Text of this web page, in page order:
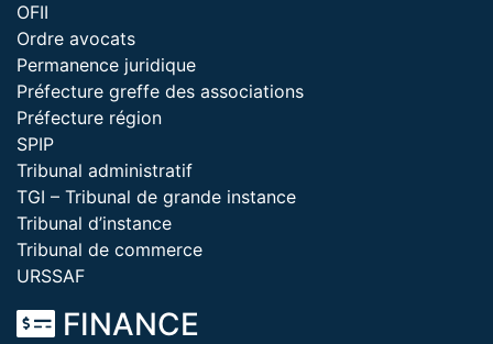
OFII
Ordre avocats
Permanence juridique
Préfecture greffe des associations
Préfecture région
SPIP
Tribunal administratif
TGI – Tribunal de grande instance
Tribunal d’instance
Tribunal de commerce
URSSAF
FINANCE